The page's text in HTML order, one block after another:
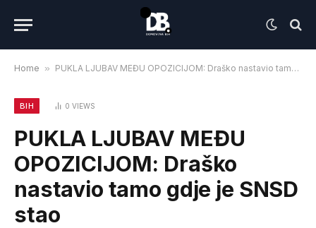
Home » PUKLA LJUBAV MEĐU OPOZICIJOM: Draško nastavio tamo gdje je SNSD stao
BIH 0 VIEWS
PUKLA LJUBAV MEĐU
OPOZICIJOM: Draško
nastavio tamo gdje je SNSD
stao